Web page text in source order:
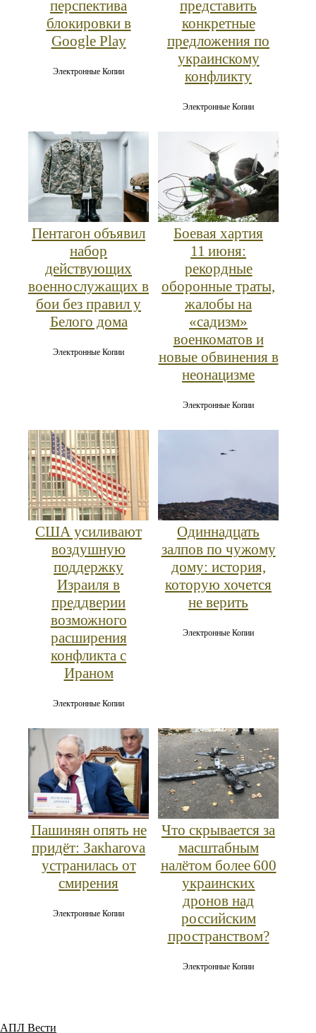
перспектива
блокировки в
Google Play
Электронные Копии
представить
конкретные
предложения по
украинскому
конфликту
Электронные Копии
Пентагон объявил
набор
действующих
военнослужащих в
бои без правил у
Белого дома
Электронные Копии
Боевая хартия
11 июня:
рекордные
оборонные траты,
жалобы на
«садизм»
военкоматов и
новые обвинения в
неонацизме
Электронные Копии
США усиливают
воздушную
поддержку
Израиля в
преддверии
возможного
расширения
конфликта с
Ираном
Электронные Копии
Одиннадцать
залпов по чужому
дому: история,
которую хочется
не верить
Электронные Копии
Пашинян опять не
придёт: Закharova
устранилась от
смирения
Электронные Копии
Что скрывается за
масштабным
налётом более 600
украинских
дронов над
российским
пространством?
Электронные Копии
АПЛ Вести